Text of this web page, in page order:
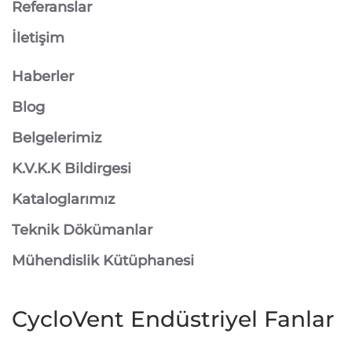
Referanslar
İletişim
Haberler
Blog
Belgelerimiz
K.V.K.K Bildirgesi
Kataloglarımız
Teknik Dökümanlar
Mühendislik Kütüphanesi
CycloVent Endüstriyel Fanlar